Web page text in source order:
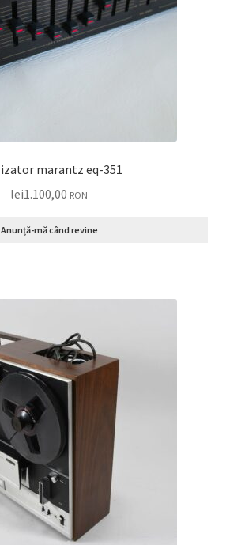
Egalizator marantz eq-351
lei1.100,00 RON
Anunță-mă când revine